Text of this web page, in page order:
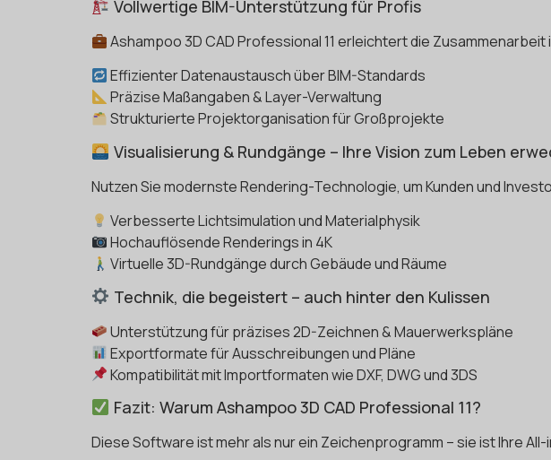
Vollwertige BIM-Unterstützung für Profis
Ashampoo 3D CAD Professional 11 erleichtert die
Effizienter Datenaustausch über BIM-Standards
Präzise Maßangaben & Layer-Verwaltung
Strukturierte Projektorganisation für Großprojekte
Visualisierung & Rundgänge – Ihre Vision zum Leben
Nutzen Sie modernste Rendering-Technologie, um Kunden und
Verbesserte Lichtsimulation und Materialphysik
Hochauflösende Renderings in 4K
Virtuelle 3D-Rundgänge durch Gebäude und Räume
Technik, die begeistert – auch hinter den Kulissen
Unterstützung für präzises 2D-Zeichnen & Mauerwerkspläne
Exportformate für Ausschreibungen und Pläne
Kompatibilität mit Importformaten wie DXF, DWG und 3DS
Fazit: Warum Ashampoo 3D CAD Professional 11?
Diese Software ist mehr als nur ein Zeichenprogramm – sie ist Ihre